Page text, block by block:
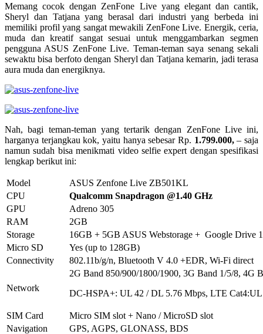
Memang cocok dengan ZenFone Live yang elegant dan cantik,
Sheryl dan Tatjana yang berasal dari industri yang berbeda ini
memiliki profil yang sangat mewakili ZenFone Live. Energik, ceria,
muda dan kreatif sangat sesuai untuk menggambarkan segmen
pengguna ASUS ZenFone Live. Teman-teman saya senang sekali
sewaktu bisa berfoto dengan Sheryl dan Tatjana kemarin, jadi terasa
aura muda dan energiknya.
Nah, bagi teman-teman yang tertarik dengan ZenFone Live ini,
harganya terjangkau kok, yaitu hanya sebesar Rp. 1.799.000,– saja
namun sudah bisa menikmati video selfie expert dengan spesifikasi
lengkap berikut ini:
Model
ASUS Zenfone Live ZB501KL
CPU
Qualcomm Snapdragon @1.40 GHz
GPU
Adreno 305
RAM
2GB
Storage
16GB + 5GB ASUS Webstorage + Google Drive
Micro SD
Yes (up to 128GB)
Connectivity
802.11b/g/n, Bluetooth V 4.0 +EDR, Wi-Fi direct
Network
2G Band 850/900/1800/1900, 3G Band 1/5/8, 4G
DC-HSPA+: UL 42 / DL 5.76 Mbps, LTE
SIM Card
Micro SIM slot + Nano / MicroSD slot
Navigation
GPS, AGPS, GLONASS, BDS